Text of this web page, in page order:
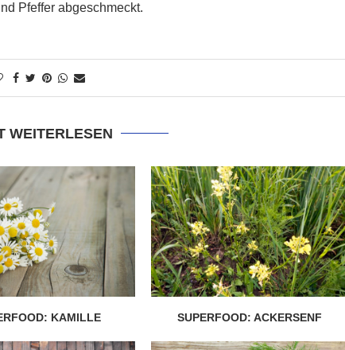
Pfeffer abgeschmeckt.
WEITERLESEN
KAMILLE SUPERFOOD: ACKERSENF